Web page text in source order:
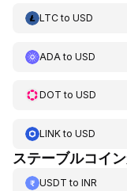
LTCto USD
ADA to USD
DOT to USD
LINKto USD
ステーブルコイ
USDT to INR